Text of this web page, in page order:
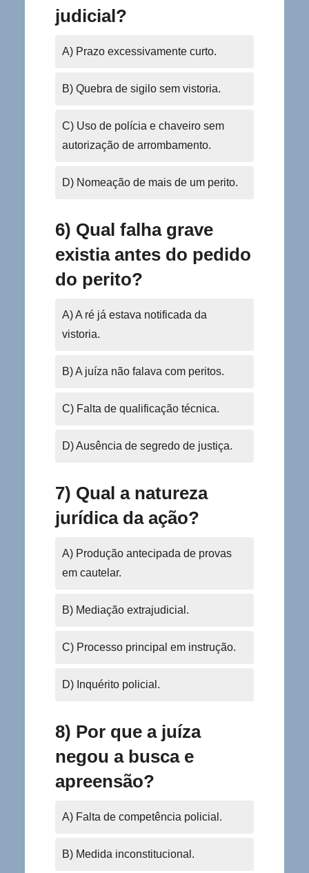
judicial?
A) Prazo excessivamente curto.
B) Quebra de sigilo sem vistoria.
C) Uso de polícia e chaveiro sem
autorização de arrombamento.
D) Nomeação de mais de um perito.
6) Qual falha grave
existia antes do pedido
do perito?
A) A ré já estava notificada da
vistoria.
B) A juíza não falava com peritos.
C) Falta de qualificação técnica.
D) Ausência de segredo de justiça.
7) Qual a natureza
jurídica da ação?
A) Produção antecipada de provas
em cautelar.
B) Mediação extrajudicial.
C) Processo principal em instrução.
D) Inquérito policial.
8) Por que a juíza
negou a busca e
apreensão?
A) Falta de competência policial.
B) Medida inconstitucional.